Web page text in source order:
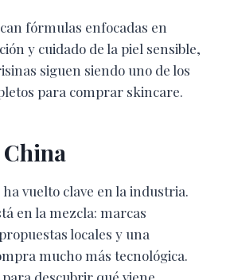
fórmulas enfocadas en
y cuidado de la piel sensible,
siguen siendo uno de los
para comprar skincare.
vuelto clave en la industria.
en la mezcla: marcas
locales y una
mucho más tecnológica.